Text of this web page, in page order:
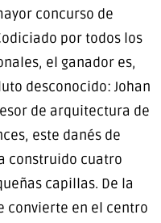
concurso de
por todos los
el ganador es,
desconocido: Johan
de arquitectura de
este danés de
construido cuatro
capillas. De la
convierte en el centro